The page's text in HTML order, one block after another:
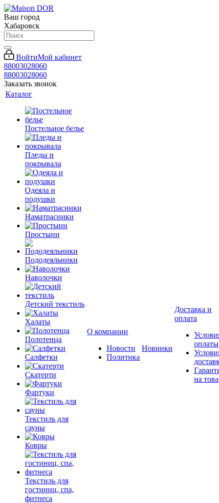
Ваш город
Хабаровск
ВойтиМой кабинет
88003028060
88003028060
Заказать звонок
Каталог
Постельное белье
Пледы и
покрывала
Одеяла и
подушки
Наматрасники
Простыни
Пододеяльники
Наволочки
Детский текстиль
Халаты
Полотенца
Салфетки
Скатерти
Фартуки
Текстиль для
сауны
Ковры
Текстиль для
гостиниц, спа,
фитнеса
О компании
Новости
Политика
Новинки
Доставка и
оплата
оплаты
на